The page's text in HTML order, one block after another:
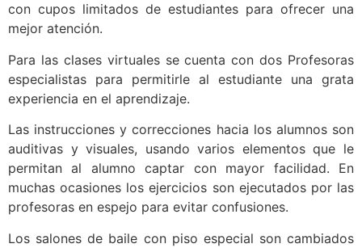
con cupos limitados de estudiantes para ofrecer una
mejor atención.
Para las clases virtuales se cuenta con dos Profesoras
especialistas para permitirle al estudiante una grata
experiencia en el aprendizaje.
Las instrucciones y correcciones hacia los alumnos son
auditivas y visuales, usando varios elementos que le
permitan al alumno captar con mayor facilidad. En
muchas ocasiones los ejercicios son ejecutados por las
profesoras en espejo para evitar confusiones.
Los salones de baile con piso especial son cambiados